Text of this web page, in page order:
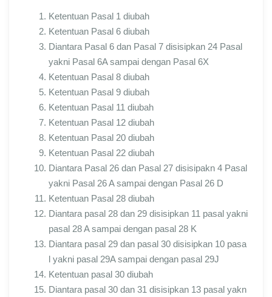
Ketentuan Pasal 1 diubah
Ketentuan Pasal 6 diubah
Diantara Pasal 6 dan Pasal 7 disisipkan 24 Pasal
yakni Pasal 6A sampai dengan Pasal 6X
Ketentuan Pasal 8 diubah
Ketentuan Pasal 9 diubah
Ketentuan Pasal 11 diubah
Ketentuan Pasal 12 diubah
Ketentuan Pasal 20 diubah
Ketentuan Pasal 22 diubah
Diantara Pasal 26 dan Pasal 27 disisipakn 4 Pasal
yakni Pasal 26 A sampai dengan Pasal 26 D
Ketentuan Pasal 28 diubah
Diantara pasal 28 dan 29 disisipkan 11 pasal yakni
pasal 28 A sampai dengan pasal 28 K
Diantara pasal 29 dan pasal 30 disisipkan 10 pasa
l yakni pasal 29A sampai dengan pasal 29J
Ketentuan pasal 30 diubah
Diantara pasal 30 dan 31 disisipkan 13 pasal yakn